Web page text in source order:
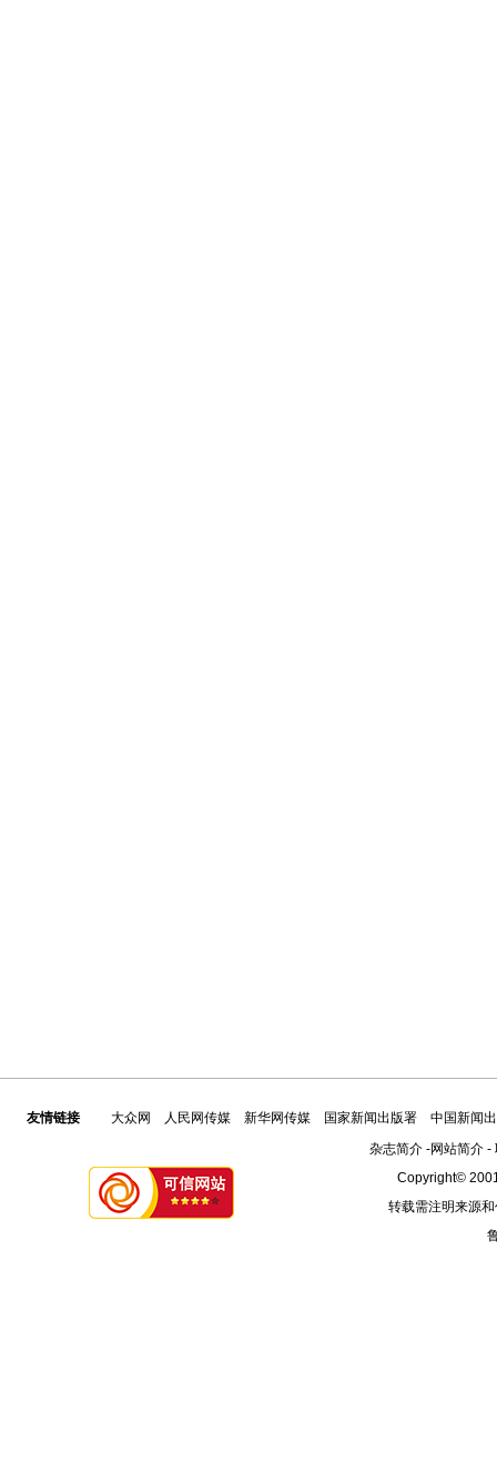
友情链接 大众网 人民网传媒 新华网传媒 国家新闻出版署
中国新闻
杂志简介-网站简介-
Copyright©
转载需注明来源